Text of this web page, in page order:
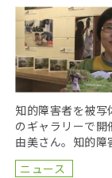
知的障害者を被
のギャラリーで
由美さん。知的
ながら、障害者の
ニュース